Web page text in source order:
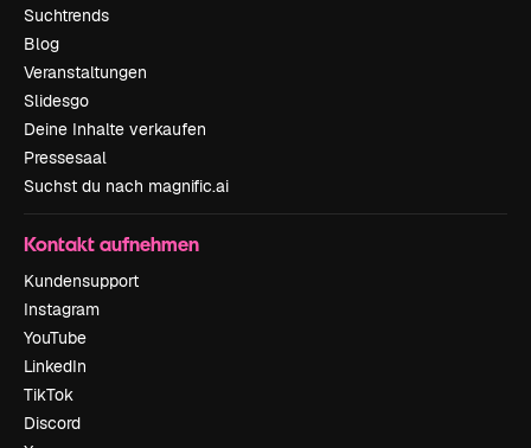
Suchtrends
Blog
Veranstaltungen
Slidesgo
Deine Inhalte verkaufen
Pressesaal
Suchst du nach magnific.ai
Kontakt aufnehmen
Kundensupport
Instagram
YouTube
LinkedIn
TikTok
Discord